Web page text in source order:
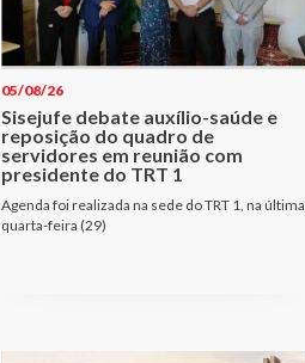
05/08/26
Sisejufe debate auxílio-saúde e
reposição do quadro de
servidores em reunião com
presidente do TRT 1
Agenda foi realizada na sede do TRT 1, na última
quarta-feira (29)